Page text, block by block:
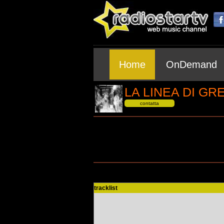
Home OnDemand
LA LINEA DI
contatta
tracklist